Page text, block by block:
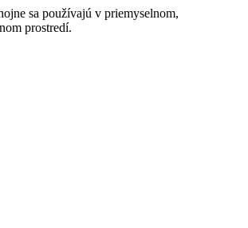
sa používajú v priemyselnom,
prostredí.